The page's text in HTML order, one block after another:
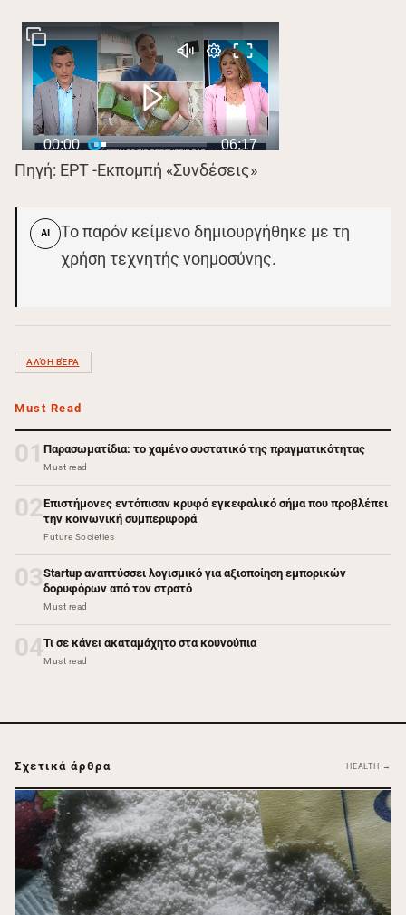
Πηγή: ΕΡΤ -Εκπομπή «Συνδέσεις»
AI
Το παρόν κείμενο δημιουργήθηκε με τη
χρήση τεχνητής νοημοσύνης.
ΑΛΌΗ ΒΈΡΑ
Must Read
01 Παρασωματίδια: το χαμένο συστατικό της πραγματικότητας
Must read
02Επιστήμονες εντόπισαν κρυφό εγκεφαλικό σήμα που προβλέπει
την κοινωνική συμπεριφορά
Future Societies
03Startup αναπτύσσει λογισμικό για αξιοποίηση εμπορικών
δορυφόρων από τον στρατό
Must read
04Τι σε κάνει ακαταμάχητο στα κουνούπια
Must read
Σχετικά άρθρα HEALTH →